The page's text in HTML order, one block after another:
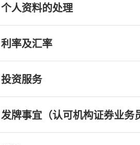
个人资料的处理
利率及汇率
投资服务
发牌事宜（认可机构证券业务